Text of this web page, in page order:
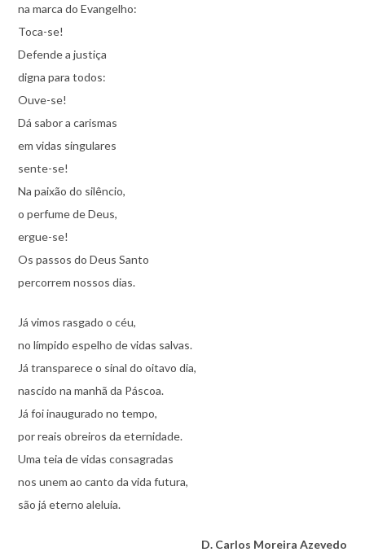
na marca do Evangelho:
Toca-se!
Defende a justiça
digna para todos:
Ouve-se!
Dá sabor a carismas
em vidas singulares
sente-se!
Na paixão do silêncio,
o perfume de Deus,
ergue-se!
Os passos do Deus Santo
percorrem nossos dias.
Já vimos rasgado o céu,
no límpido espelho de vidas salvas.
Já transparece o sinal do oitavo dia,
nascido na manhã da Páscoa.
Já foi inaugurado no tempo,
por reais obreiros da eternidade.
Uma teia de vidas consagradas
nos unem ao canto da vida futura,
são já eterno aleluia.
D. Carlos Moreira Azevedo